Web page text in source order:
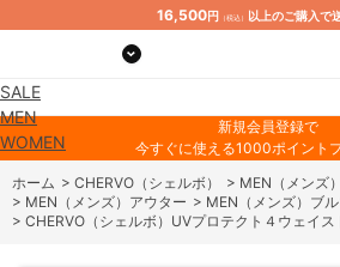
16,500円 （税込） 以上のご購入で
SALE
MEN
WOMEN
新規会員登録で
今すぐに使える1000ポイント
ホーム > CHERVO（シェルボ） > MEN（メンズ）
> MEN（メンズ）アウター > MEN（メンズ）ブ
> CHERVO（シェルボ）UVプロテクト４ウェイス